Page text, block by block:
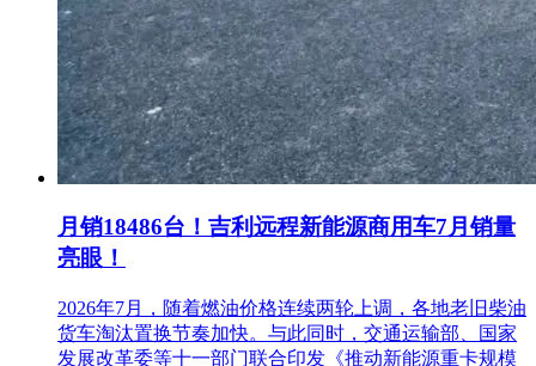
月销18486台！吉利远程新能源商用车7月销量
亮眼！
2026年7月，随着燃油价格连续两轮上调，各地老旧柴油
货车淘汰置换节奏加快。与此同时，交通运输部、国家
发展改革委等十一部门联合印发《推动新能源重卡规模